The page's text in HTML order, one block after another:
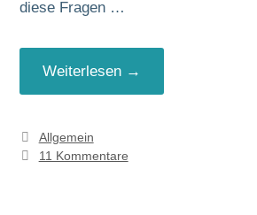
diese Fragen …
Weiterlesen →
Kategorien
Allgemein
11 Kommentare